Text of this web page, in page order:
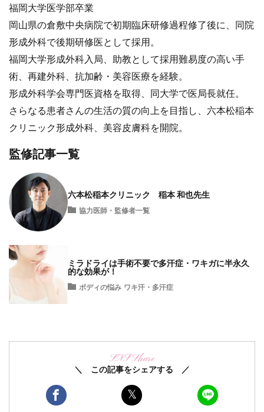
福岡大学医学部卒業
岡山県の倉敷中央病院で初期臨床研修過程修了後に、同院
形成外科で後期研修医として採用。
福岡大学形成外科入局、助教として採用難易度の高い手
術、再建外科、抗加齢・美容医療を経験。
形成外科学会専門医資格を取得、同大学で医局長就任。
さらなる患者さんの生活の質の向上を目指し、六本松稲本
クリニック形成外科、美容皮膚科を開院。
監修記事一覧
六本松稲本クリニック 稲本 和也先生
協力医師・監修者一覧
ミラドライは手術不要で多汗症・ワキガに半永久
的な効果が！
ボディの悩み ワキ汗・多汗症
SNS Share
＼ この記事をシェアする ／